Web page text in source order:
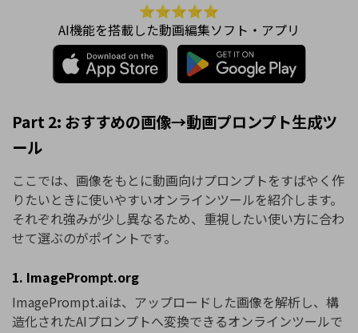
⭐⭐⭐⭐⭐
AI機能を搭載した動画編集ソフト・アプリ
Part 2: おすすめの画像→動画プロンプト生成ツ
ール
ここでは、画像をもとに動画向けプロンプトをすばやく作
りたいときに使いやすいオンラインツールを紹介します。
それぞれ強みが少し異なるため、重視したい使い方に合わ
せて選ぶのがポイントです。
1. ImagePrompt.org
ImagePrompt.aiは、アップロードした画像を解析し、構
造化されたAIプロンプトへ変換できるオンラインツールで